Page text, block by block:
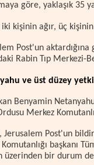
göre, yaklaşık 35
iki kişinin ağır, üç
Post'un
Rabin Tıp Merkezi-
ve üst düzey
Benyamin
Merkez
Jerusalem Post'un
başkanı
üzerinden bir durum